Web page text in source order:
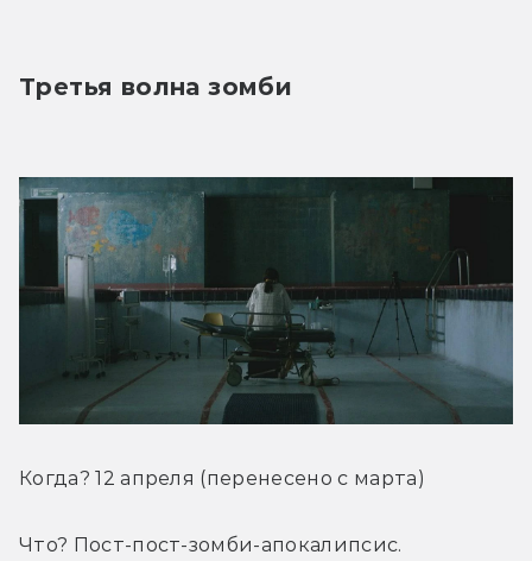
Третья волна зомби
Когда? 12 апреля (перенесено с марта)
Что? Пост-пост-зомби-апокалипсис.